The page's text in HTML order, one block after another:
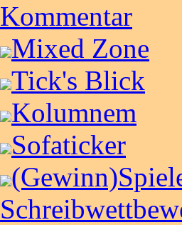
Kommentar
Mixed Zone
Tick's Blick
Kolumnem
Sofaticker